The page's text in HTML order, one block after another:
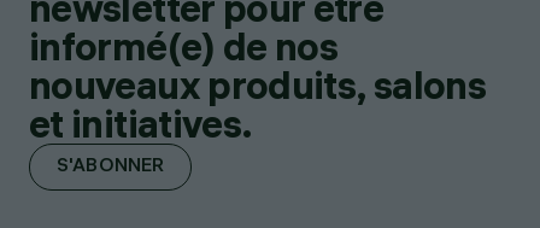
informé(e) de nos
nouveaux produits, salons
et initiatives.
S'ABONNER